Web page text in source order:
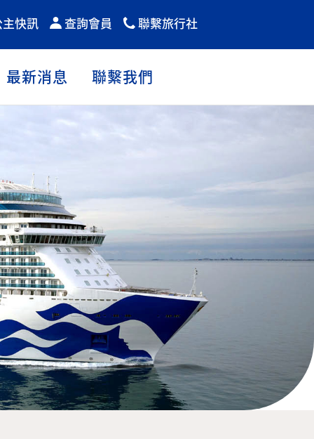
快訊 查詢會員 聯繫旅行社
最新消息 聯繫我們